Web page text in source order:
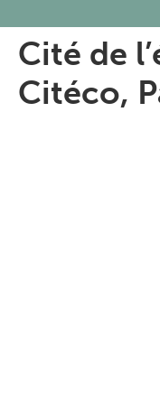
Cité de
Citéco,